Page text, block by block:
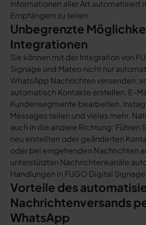
Informationen aller Art automatisiert
Empfängern zu teilen.
Unbegrenzte
Integrationen
Sie können mit der Integration von
Signage und Mateo nicht nur
WhatsApp Nachrichten versenden,
automatisch Kontakte erstellen, E-
Kundensegmente bearbeiten,
Messages teilen und vieles mehr.
auch in die andere Richtung: Führen
neu erstellten oder geänderten
oder bei eingehenden Nachrichten
unterstützten Nachrichtenkanäle
Handlungen in FUGO Digital Signage
Vorteile des
Nachrichtenversands
WhatsApp